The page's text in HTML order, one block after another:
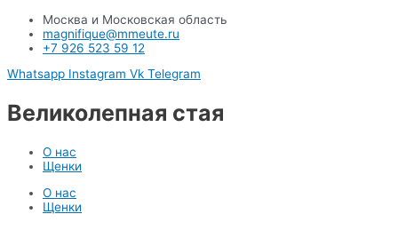
Москва и Московская область
magnifique@mmeute.ru
+7 926 523 59 12
Whatsapp Instagram Vk Telegram
Великолепная стая
О нас
Щенки
О нас
Щенки